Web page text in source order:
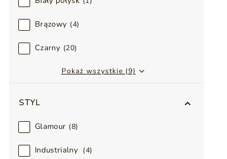
Brązowy 4
Czarny 20
Pokaż wszystkie (9)
STYL
Glamour 8
Industrialny 4